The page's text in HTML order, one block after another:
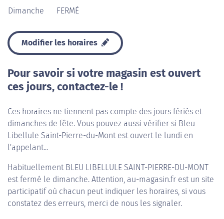
Dimanche
FERMÉ
Modifier les horaires
Pour savoir si votre magasin est ouvert
ces jours, contactez-le !
Ces horaires ne tiennent pas compte des jours fériés et
dimanches de fête. Vous pouvez aussi vérifier si Bleu
Libellule Saint-Pierre-du-Mont est ouvert le lundi en
l'appelant...
Habituellement BLEU LIBELLULE SAINT-PIERRE-DU-MONT
est fermé le dimanche. Attention, au-magasin.fr est un site
participatif où chacun peut indiquer les horaires, si vous
constatez des erreurs, merci de nous les signaler.